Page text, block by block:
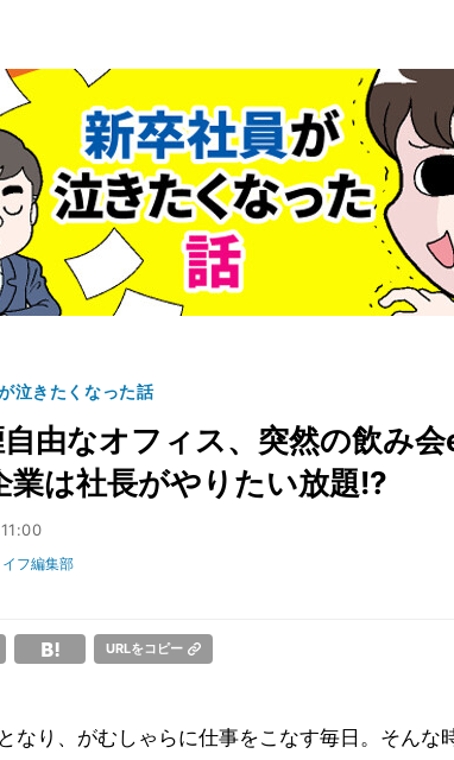
泣きたくなった話
由なオフィス、突然の飲み
業は社長がやりたい放題!?
フ編集部
URLをコピー
なり、がむしゃらに仕事をこなす毎日。そんな